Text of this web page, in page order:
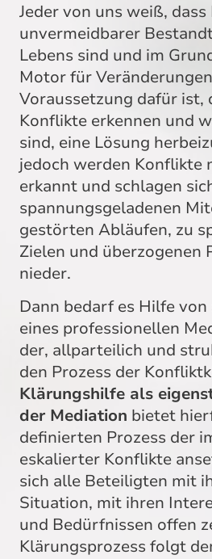
Jeder von uns weiß,
unvermeidbarer
Lebens sind und im
Motor für
Voraussetzung dafür ist,
Konflikte erkennen und
sind, eine Lösung
jedoch werden Konflikte
erkannt und schlagen
spannungsgeladenen
gestörten Abläufen, zu
Zielen und überzogenen
nieder.
Dann bedarf es Hilfe
eines professionellen
der, allparteilich und
den Prozess der
Klärungshilfe als
der Mediation bietet
definierten Prozess der
eskalierter Konflikte
sich alle Beteiligten mit
Situation, mit ihren
und Bedürfnissen offen
Klärungsprozess folgt